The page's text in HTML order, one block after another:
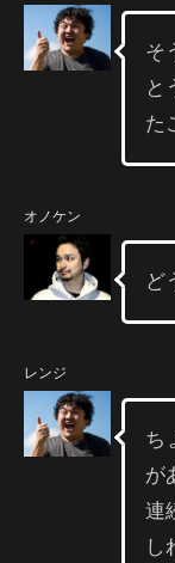
そ
と
た
オノケン
ど
レンジ
ち
が
連
し